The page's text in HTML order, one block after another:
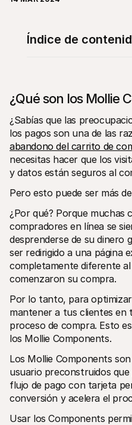
Descubre nuestro Programa
Recursos técnicos
Portal para
Descubre recursos para
Biblioteca
Integra Mollie con
Comunidad Discord
Únete a nuestra comunidad
Sobre Mollie
Precios
Consultar nuestros precios
Sobre nosotros
Descubre más sobre nuestra
historia y valores
Noticias
Vacantes
¡Trabaja con nosotros!
Contacto
Compradores
Por qué Mollie está en tu
Contactar equipo de
Contactar equipo de
Descubre cómo podemos
¿Qué son los Mollie
¿Sabías que las
abandono del carrito de
necesitas hacer que los
y datos están seguros al
Pero esto puede ser más
¿Por qué? Porque muchas
compradores en línea se
desprenderse de su dinero
ser redirigido a una página
completamente diferente
comenzaron su compra.
Por lo tanto, para
mantener a tus clientes
proceso de compra. Esto
los Mollie Components.
Los Mollie Components
usuario preconstruidos
flujo de pago con tarjeta
conversión y acelera el
Usar los Components
Índice de